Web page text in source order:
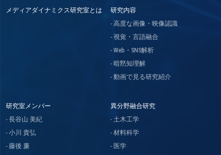
メディアダイナミクス研究室とは
研究内容
高度な画像・映像認識
視覚・言語融合
Web・SNS解析
暗黙知理解
動画で見る研究紹介
研究室メンバー
長谷山 美紀
小川 貴弘
藤後 廉
異分野融合研究
土木工学
材料科学
医学